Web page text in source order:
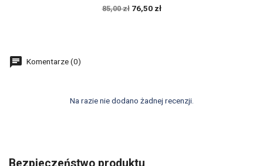
85,00 zł 76,50 zł
Komentarze (0)
Na razie nie dodano żadnej recenzji.
Bezpieczeństwo produktu